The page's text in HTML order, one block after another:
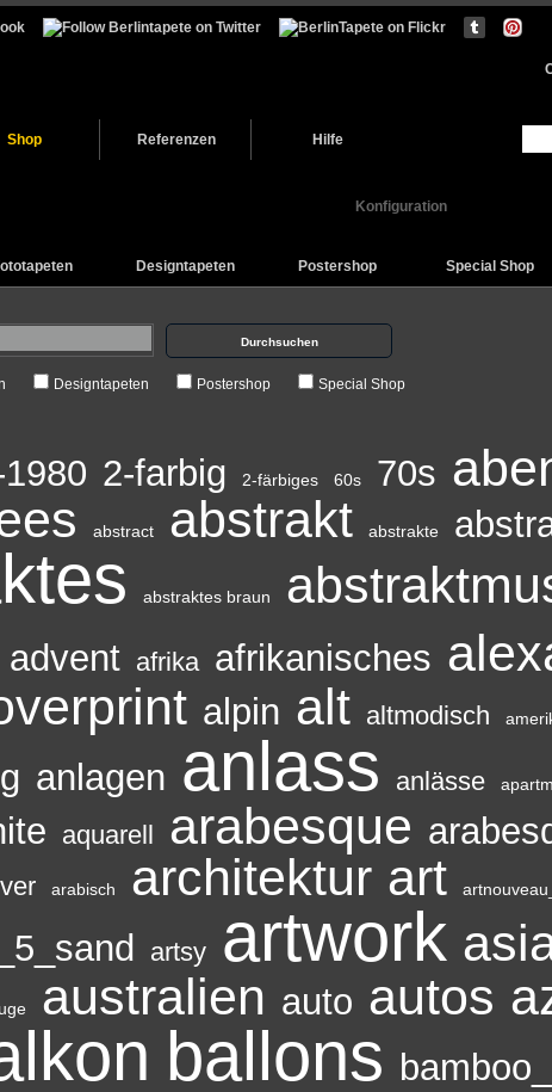
Shop Referenzen Hilfe
Konfiguration
Designtapeten Postershop Special Shop
Durchsuchen
Designtapeten Postershop Special Shop
2-farbig 2-färbiges 60s 70s
abstract abstrakt abstrakte
abstraktes braun
advent afrika afrikanisches
alpin alt altmodisch
anlagen anlass anlässe
aquarell arabesque
arabisch architektur art
artsy artwork
australien auto autos
ballons